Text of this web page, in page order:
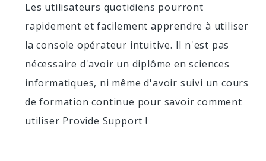
Les utilisateurs quotidiens pourront
rapidement et facilement apprendre à utiliser
la console opérateur intuitive. Il n'est pas
nécessaire d'avoir un diplôme en sciences
informatiques, ni même d'avoir suivi un cours
de formation continue pour savoir comment
utiliser Provide Support !